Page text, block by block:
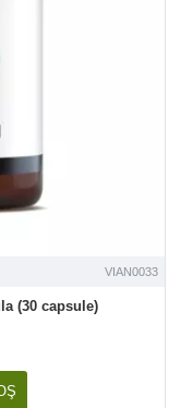
VIAN0033
(30 capsule)